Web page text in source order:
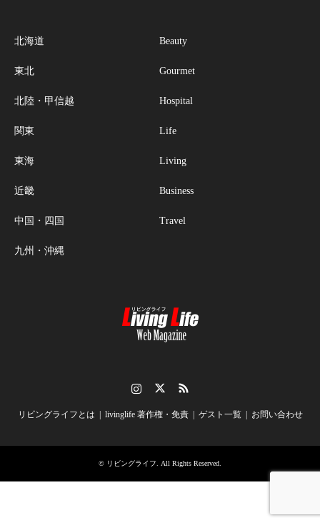
北海道
東北
北陸・甲信越
関東
東海
近畿
中国・四国
九州・沖縄
Beauty
Gourmet
Hospital
Life
Living
Business
Travel
リビングライフとは livinglife 著作権・免責 ゲスト一覧 お問い合わせ
© リビングライフ . All Rights Reserved.